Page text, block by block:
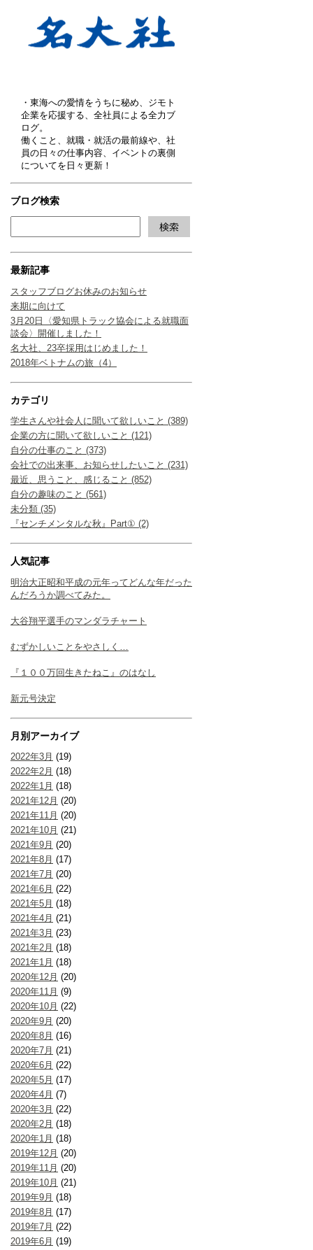
・東海への愛情をうちに秘め、ジモト
企業を応援する、全社員による全力ブ
ログ。
働くこと、就職・就活の最前線や、社
員の日々の仕事内容、イベントの裏側
についてを日々更新！
ブログ検索
最新記事
スタッフブログお休みのお知らせ
来期に向けて
3月20日〈愛知県トラック協会による就職面
談会〉開催しました！
名大社、23卒採用はじめました！
2018年ベトナムの旅（4）
カテゴリ
学生さんや社会人に聞いて欲しいこと (389)
企業の方に聞いて欲しいこと (121)
自分の仕事のこと (373)
会社での出来事、お知らせしたいこと (231)
最近、思うこと、感じること (852)
自分の趣味のこと (561)
未分類 (35)
『センチメンタルな秋』Part① (2)
人気記事
明治大正昭和平成の元年ってどんな年だった
んだろうか調べてみた。
大谷翔平選手のマンダラチャート
むずかしいことをやさしく…
『１００万回生きたねこ』のはなし
新元号決定
月別アーカイブ
2022年3月 (19)
2022年2月 (18)
2022年1月 (18)
2021年12月 (20)
2021年11月 (20)
2021年10月 (21)
2021年9月 (20)
2021年8月 (17)
2021年7月 (20)
2021年6月 (22)
2021年5月 (18)
2021年4月 (21)
2021年3月 (23)
2021年2月 (18)
2021年1月 (18)
2020年12月 (20)
2020年11月 (9)
2020年10月 (22)
2020年9月 (20)
2020年8月 (16)
2020年7月 (21)
2020年6月 (22)
2020年5月 (17)
2020年4月 (7)
2020年3月 (22)
2020年2月 (18)
2020年1月 (18)
2019年12月 (20)
2019年11月 (20)
2019年10月 (21)
2019年9月 (18)
2019年8月 (17)
2019年7月 (22)
2019年6月 (19)